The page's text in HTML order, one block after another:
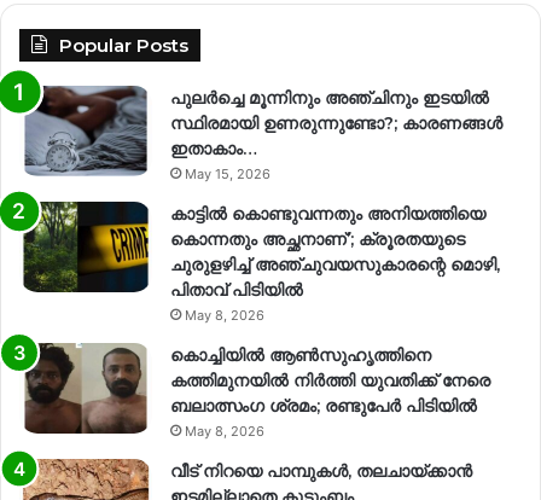
Popular Posts
പുലർച്ചെ മൂന്നിനും അഞ്ചിനും ഇടയിൽ
സ്ഥിരമായി ഉണരുന്നുണ്ടോ?; കാരണങ്ങള്‍
ഇതാകാം…
May 15, 2026
കാട്ടിൽ കൊണ്ടുവന്നതും അനിയത്തിയെ
കൊന്നതും അച്ഛനാണ്’; ക്രൂരതയുടെ
ചുരുളഴിച്ച് അഞ്ചുവയസുകാരന്റെ മൊഴി,
പിതാവ് പിടിയിൽ
May 8, 2026
കൊച്ചിയിൽ ആൺസുഹൃത്തിനെ
കത്തിമുനയിൽ നിർത്തി യുവതിക്ക് നേരെ
ബലാത്സംഗ​ ശ്രമം; രണ്ടുപേർ പിടിയിൽ
May 8, 2026
വീട് നിറയെ പാമ്പുകൾ, തലചായ്ക്കാൻ